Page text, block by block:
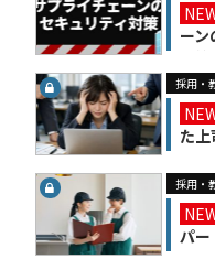
ー
採用・
た
採用・
パ